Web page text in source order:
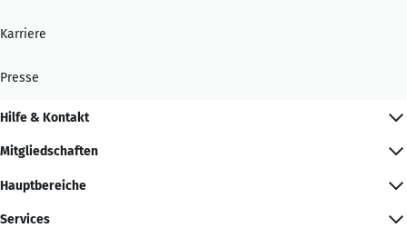
Karriere
Presse
Hilfe & Kontakt
Mitgliedschaften
Hauptbereiche
Services